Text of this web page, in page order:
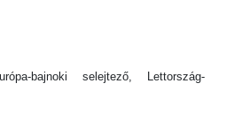
bajnoki selejtező, Lettország-